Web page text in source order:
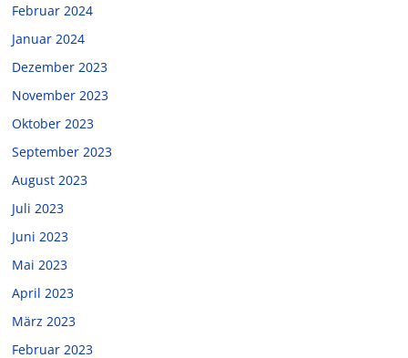
Februar 2024
Januar 2024
Dezember 2023
November 2023
Oktober 2023
September 2023
August 2023
Juli 2023
Juni 2023
Mai 2023
April 2023
März 2023
Februar 2023